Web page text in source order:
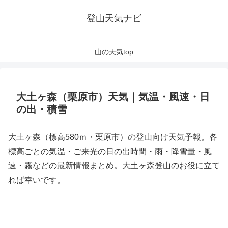
登山天気ナビ
山の天気top
大土ヶ森（栗原市）天気｜気温・風速・日
の出・積雪
大土ヶ森（標高580ｍ・栗原市）の登山向け天気予報。各
標高ごとの気温・ご来光の日の出時間・雨・降雪量・風
速・霧などの最新情報まとめ。大土ヶ森登山のお役に立て
れば幸いです。